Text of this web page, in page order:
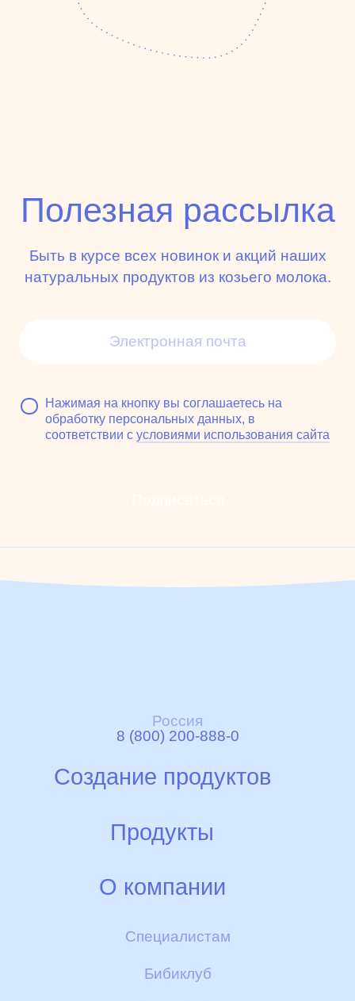
Полезная рассылка
Быть в курсе всех новинок и акций наших
натуральных продуктов из козьего молока.
Нажимая на кнопку вы соглашаетесь на
обработку персональных данных, в
соответствии сусловиями использования сайта
Россия
8 (800) 200-888-0
Создание продуктов
Идея
Контроль качества
Продукты
Смеси НЭННИ
О компании
Гарантии качества
Скидки и бонусы
Специалистам
Бибиклуб